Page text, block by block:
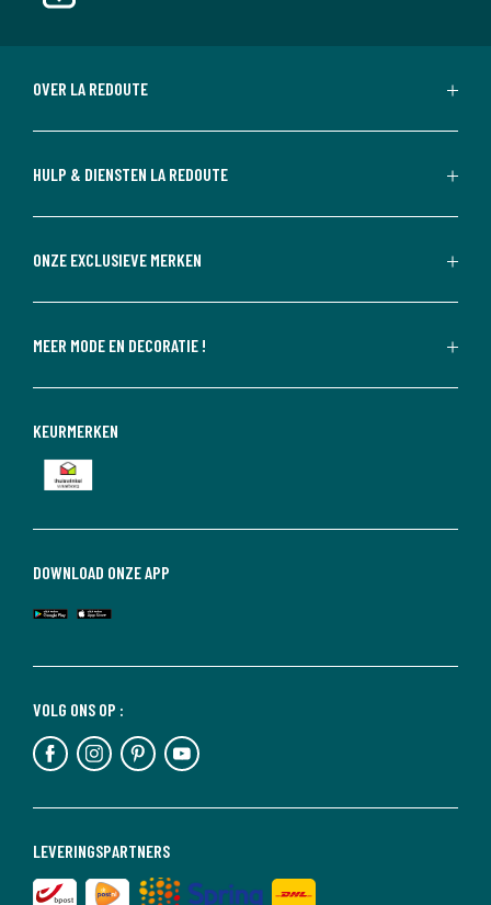
OVER LA REDOUTE
HULP & DIENSTEN LA REDOUTE
ONZE EXCLUSIEVE MERKEN
MEER MODE EN DECORATIE !
LEVERINGSPARTNERS
VOLG ONS OP :
DOWNLOAD ONZE APP
KEURMERKEN